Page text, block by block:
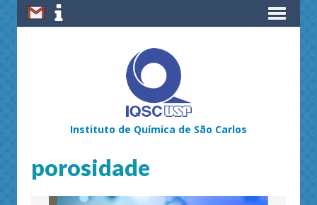
Instituto de Química de São Carlos
porosidade